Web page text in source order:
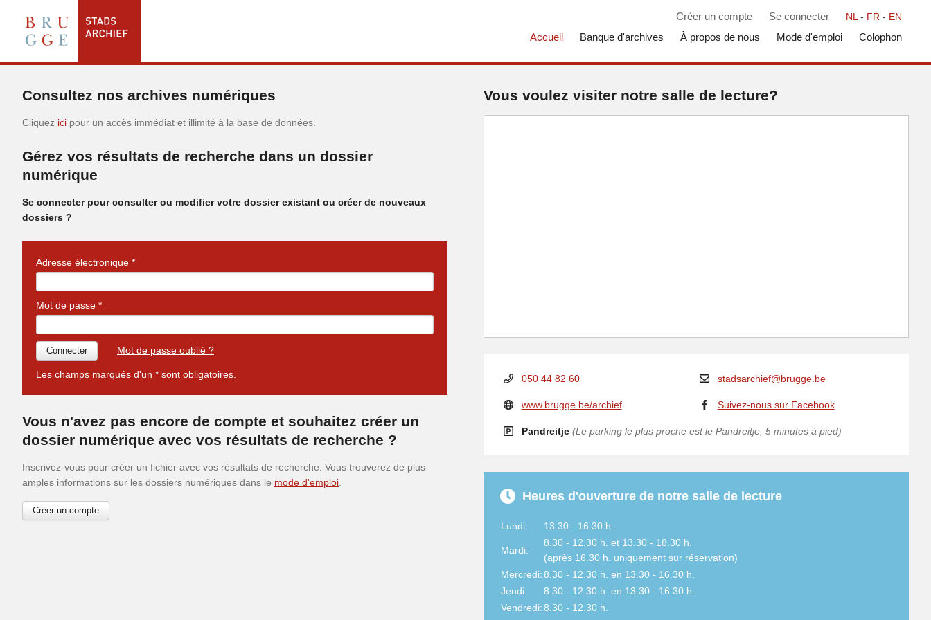
Créer un compte Se connecter NL - FR - EN
Accueil Banque d'archives À propos de nous Mode d'emploi Colophon
Consultez nos archives numériques
Cliquez ici pour un accès immédiat et illimité à la base de données.
Gérez vos résultats de recherche dans un dossier
numérique
Se connecter pour consulter ou modifier votre dossier existant ou créer de nouveaux
dossiers ?
Adresse électronique *
Mot de passe *
Mot de passe oublié ?
Les champs marqués d'un * sont obligatoires.
Vous n'avez pas encore de compte et souhaitez créer un
dossier numérique avec vos résultats de recherche ?
Inscrivez-vous pour créer un fichier avec vos résultats de recherche. Vous trouverez de plus
amples informations sur les dossiers numériques dans le mode d'emploi
Créer un compte
Vous voulez visiter notre salle de lecture?
050 44 82 60 stadsarchief@brugge.be
www.brugge.be/archief Suivez-nous sur Facebook
Pandreitje (Le parking le plus proche est le Pandreitje, 5 minutes à pied)
Heures d'ouverture de notre salle de lecture
Lundi: 13.30 - 16.30 h.
Mardi:
8.30 - 12.30 h. et 13.30 - 18.30 h.
(après 16.30 h. uniquement sur réservation)
Mercredi:8.30 - 12.30 h. en 13.30 - 16.30 h.
Jeudi:
8.30 - 12.30 h. en 13.30 - 16.30 h.
Vendredi:8.30 - 12.30 h.